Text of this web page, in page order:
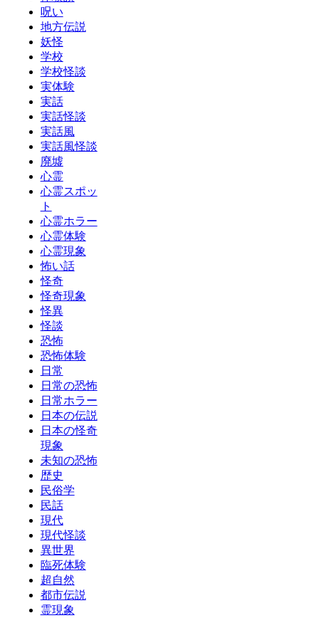
呪い
地方伝説
妖怪
学校
学校怪談
実体験
実話
実話怪談
実話風
実話風怪談
廃墟
心霊
心霊スポッ
ト
心霊ホラー
心霊体験
心霊現象
怖い話
怪奇
怪奇現象
怪異
怪談
恐怖
恐怖体験
日常
日常の恐怖
日常ホラー
日本の伝説
日本の怪奇
現象
未知の恐怖
歴史
民俗学
民話
現代
現代怪談
異世界
臨死体験
超自然
都市伝説
霊現象